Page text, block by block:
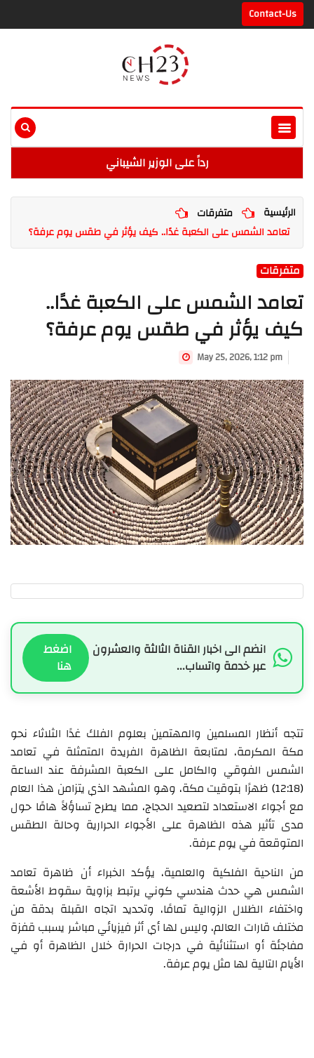
Contact-Us
رداً على الوزير الشيباني
الرئيسية
متفرقات
تعامد الشمس على الكعبة غدًا.. كيف يؤثر في طقس يوم عرفة؟
متفرقات
تعامد الشمس على الكعبة غدًا..
كيف يؤثر في طقس يوم عرفة؟
May 25, 2026, 1:12 pm
انضم الى اخبار القناة الثالثة والعشرون
عبر خدمة واتساب...
اضغط
هنا
تتجه أنظار المسلمين والمهتمين بعلوم الفلك غدًا الثلاثاء نحو
مكة المكرمة، لمتابعة الظاهرة الفريدة المتمثلة في تعامد
الشمس الفوقي والكامل على الكعبة المشرفة عند الساعة
(12:18) ظهرًا بتوقيت مكة، وهو المشهد الذي يتزامن هذا العام
مع أجواء الاستعداد لتصعيد الحجاج، مما يطرح تساؤلاً هامًا حول
مدى تأثير هذه الظاهرة على الأجواء الحرارية وحالة الطقس
المتوقعة في يوم عرفة.
من الناحية الفلكية والعلمية، يؤكد الخبراء أن ظاهرة تعامد
الشمس هي حدث هندسي كوني يرتبط بزاوية سقوط الأشعة
واختفاء الظلال الزوالية تمامًا، وتحديد اتجاه القبلة بدقة من
مختلف قارات العالم، وليس لها أي أثر فيزيائي مباشر يسبب قفزة
مفاجئة أو استثنائية في درجات الحرارة خلال الظاهرة أو في
الأيام التالية لها مثل يوم عرفة.